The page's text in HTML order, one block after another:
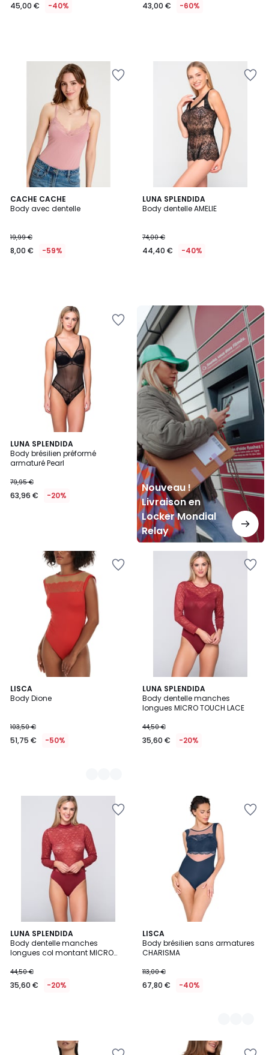
45,00 € -40% 43,00 € -60%
CACHE CACHE
Body avec dentelle
19,99 €
8,00 € -59%
LUNA SPLENDIDA
Body dentelle AMELIE
74,00 €
44,40 € -40%
LUNA SPLENDIDA
Body brésilien préformé
armaturé Pearl
79,95 €
63,96 € -20%
Nouveau !
Livraison en
Locker Mondial
Relay
Nouveau
Livraison
en
Locker
Mondial
Relay
LISCA
Body Dione
103,50 €
51,75 € -50%
2
Couleurs
LUNA SPLENDIDA
Body dentelle manches
longues MICRO TOUCH LACE
44,50 €
35,60 € -20%
LUNA SPLENDIDA
Body dentelle manches
longues col montant MICRO
44,50 €
35,60 € -20%
LISCA
Body brésilien sans armatures
CHARISMA
113,00 €
67,80 € -40%
2
Couleurs